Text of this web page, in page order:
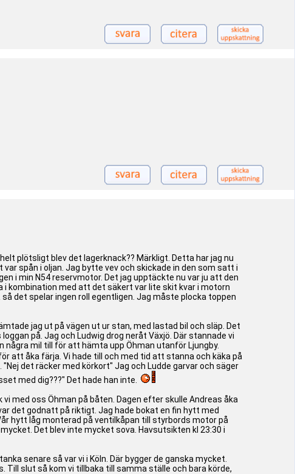
plötsligt blev det lagerknack?? Märkligt. Detta har jag nu
spån i oljan. Jag bytte vev och skickade in den som satt i
i min N54 reservmotor. Det jag upptäckte nu var ju att den
i kombination med att det säkert var lite skit kvar i motorn
det spelar ingen roll egentligen. Jag måste plocka toppen
jag ut på vägen ut ur stan, med lastad bil och släp. Det
på. Jag och Ludwig drog neråt Växjö. Där stannade vi
några mil till för att hämta upp Öhman utanför Ljungby.
att åka färja. Vi hade till och med tid att stanna och käka på
det räcker med körkort" Jag och Ludde garvar och säger
med dig???" Det hade han inte.
med oss Öhman på båten. Dagen efter skulle Andreas åka
det godnatt på riktigt. Jag hade bokat en fin hytt med
hytt låg monterad på ventilkåpan till styrbords motor på
Det blev inte mycket sova. Havsutsikten kl 23:30 i
senare så var vi i Köln. Där bygger de ganska mycket.
slut så kom vi tillbaka till samma ställe och bara körde,